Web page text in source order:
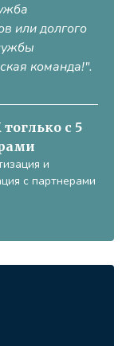
или долгого
команда!".
тоглько с 5
и
с партнерами